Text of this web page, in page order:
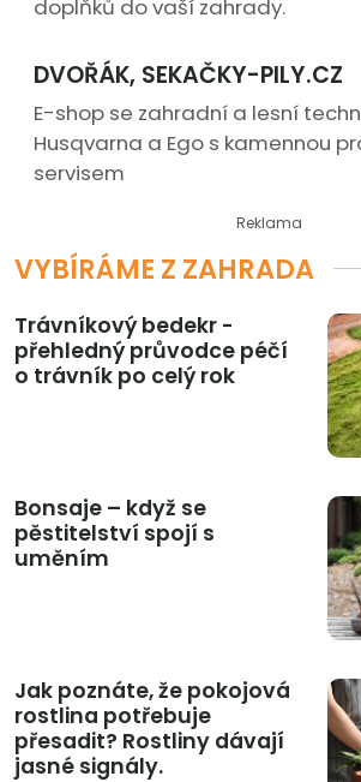
doplňků do vaší zahrady.
DVOŘÁK, SEKAČKY-PILY.CZ
E-shop se zahradní a lesní
Husqvarna a Ego s kamennou
servisem
Reklama
VYBÍRÁME Z ZAHRADA
Trávníkový bedekr -
přehledný průvodce péčí
o trávník po celý rok
Bonsaje – když se
pěstitelství spojí s
uměním
Jak poznáte, že pokojová
rostlina potřebuje
přesadit? Rostliny dávají
jasné signály.